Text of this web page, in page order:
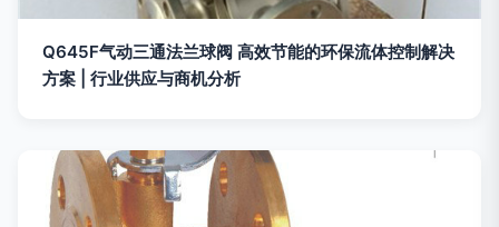
Q645F气动三通法兰球阀 高效节能的环保流体控制解决
方案 | 行业供应与商机分析